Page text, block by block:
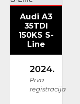
Audi A3
35TDI
150KS S-
Line
2024.
Prva
registracija